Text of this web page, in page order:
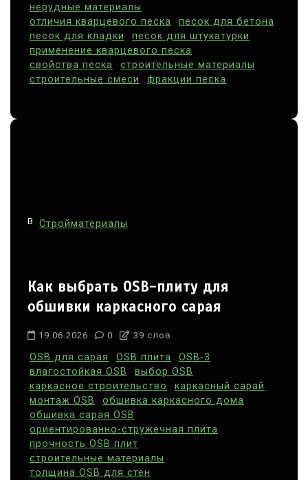
нерудные материалы
отличия кварцевого песка
песок для бетона
песок для кладки
песок для штукатурки
применение кварцевого песка
свойства песка
строительные материалы
строительные смеси
фракции песка
В Стройматериалы
Как выбрать OSB-плиту для
обшивки каркасного сарая
19.06.2026 0 39 слов
OSB для сарая OSB плита
OSB-3
влагостойкая OSB
выбор OSB
каркасное строительство
каркасный сарай
монтаж OSB
обшивка каркасного дома
обшивка сарая OSB
ориентированно-стружечная плита
прочность OSB плит
строительные материалы
толщина OSB для стен